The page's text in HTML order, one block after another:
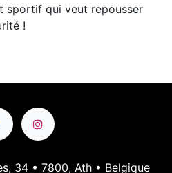
sportif qui veut repousser
!
34 • 7800, Ath • Belgique